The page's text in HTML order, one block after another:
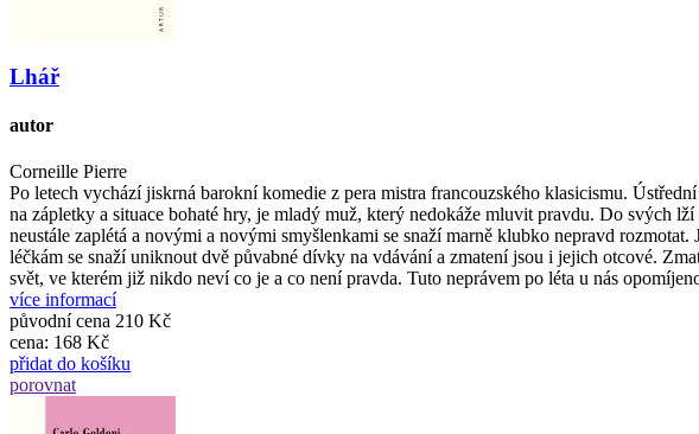
Lhář
autor
Corneille Pierre
Po letech vychází jiskrná barokní komedie z pera mistra francouzského klasicismu.
na zápletky a situace bohaté hry, je mladý muž, který nedokáže mluvit pravdu. Do svých lží
neustále zaplétá a novými a novými smyšlenkami se snaží marně klubko nepravd rozmotat.
léčkám se snaží uniknout dvě půvabné dívky na vdávání a zmatení jsou i jejich otcové.
svět, ve kterém již nikdo neví co je a co není pravda. Tuto neprávem po léta u nás
více informací
původní cena 210 Kč
cena: 168 Kč
přidat do košíku
porovnat